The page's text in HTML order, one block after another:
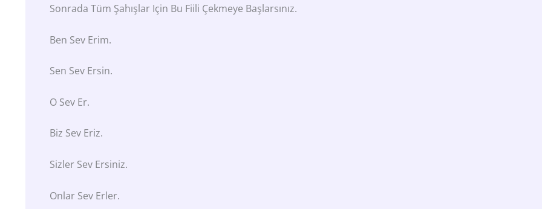
Sonrada Tüm Şahışlar Için Bu Fiili Çekmeye Başlarsınız.
Ben Sev Erim.
Sen Sev Ersin.
O Sev Er.
Biz Sev Eriz.
Sizler Sev Ersiniz.
Onlar Sev Erler.